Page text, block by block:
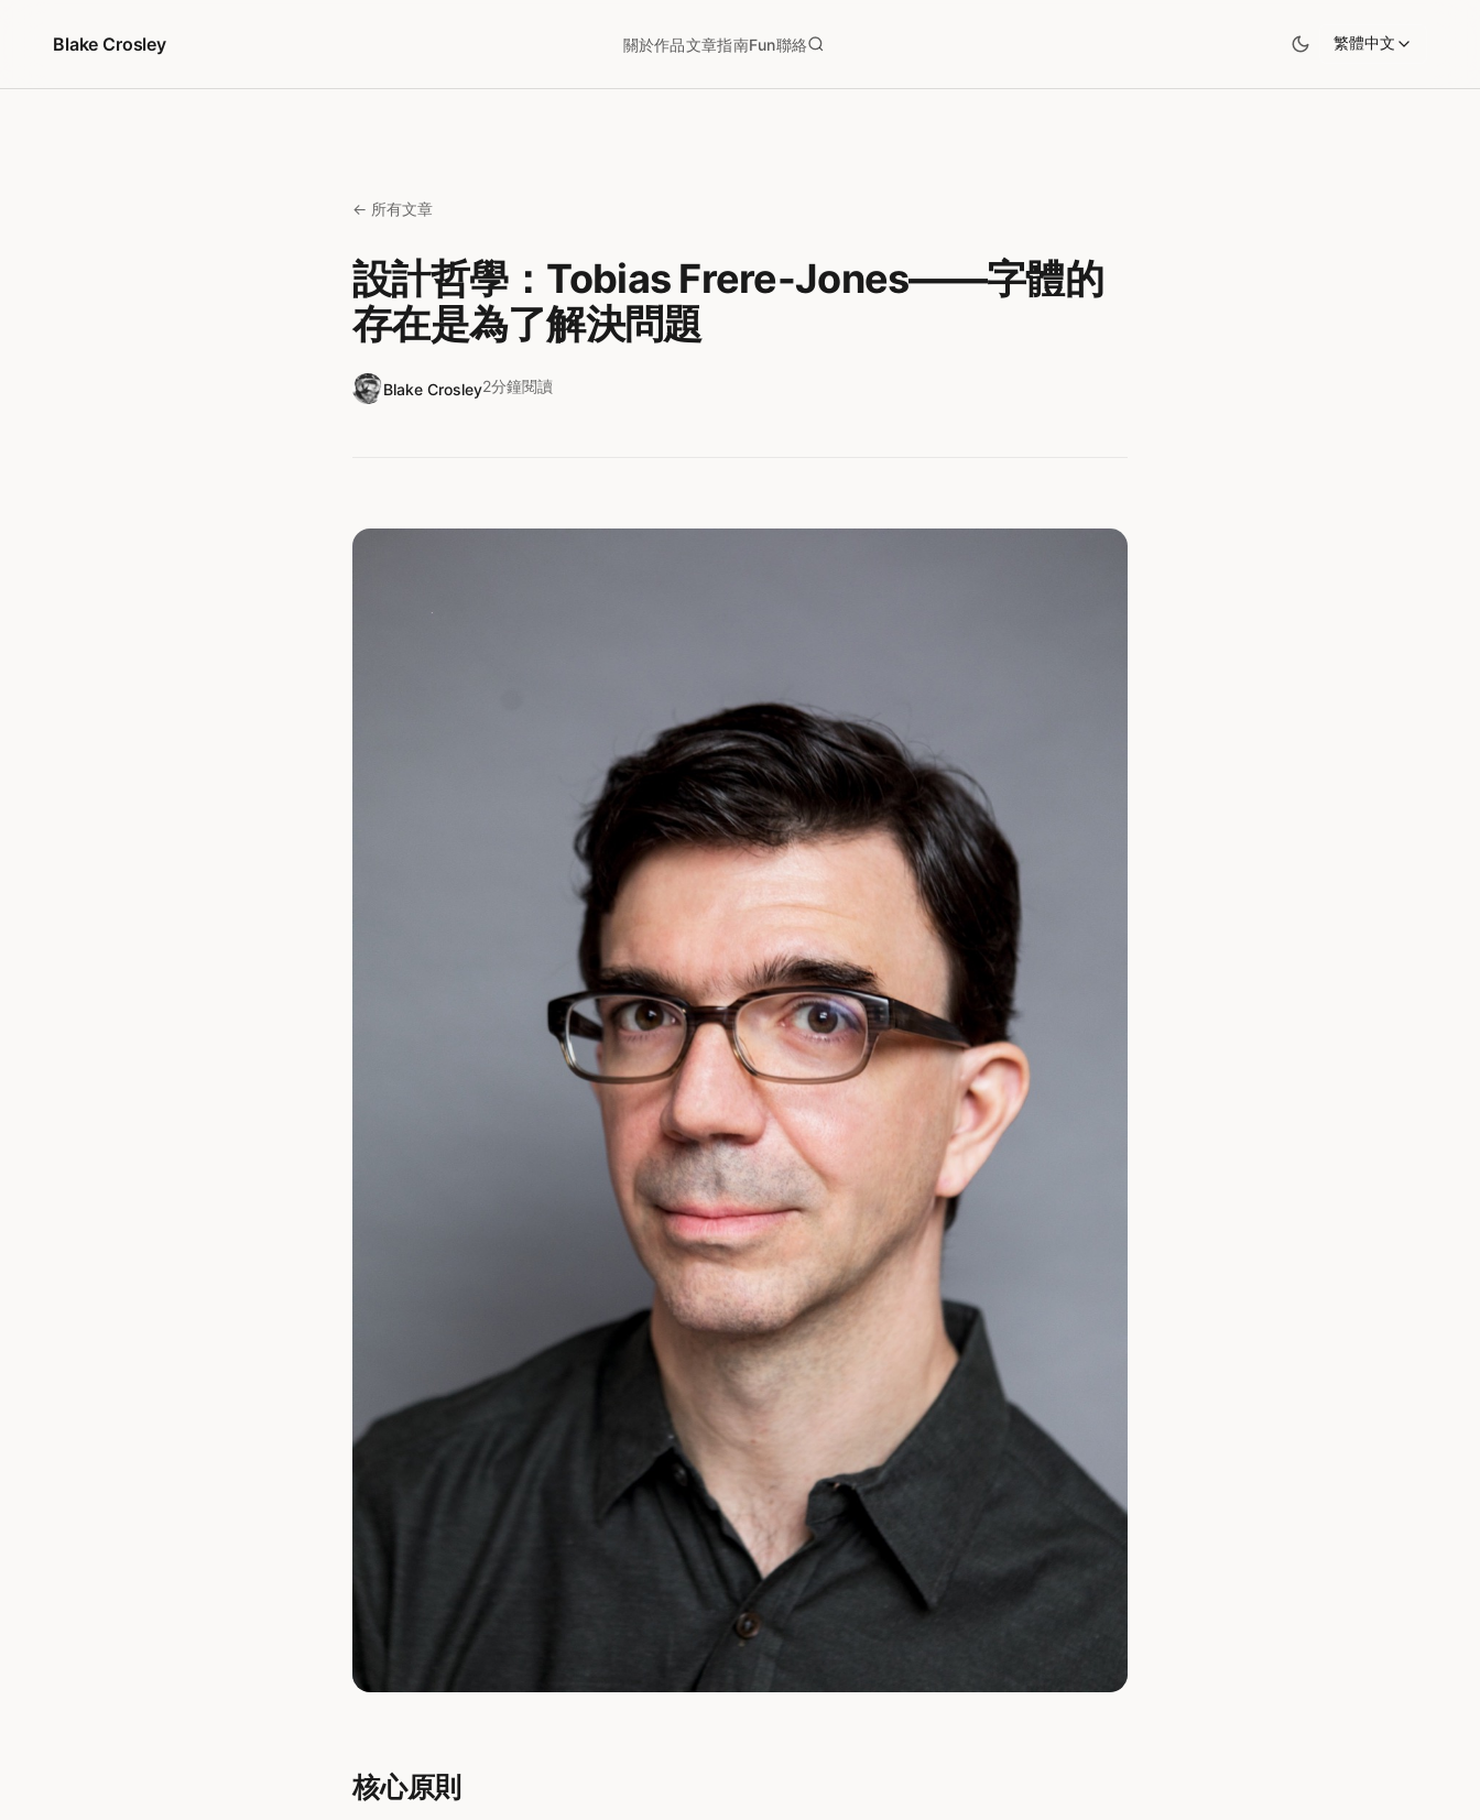
Blake Crosley
關於作品文章指南Fun聯絡 繁體中文
← 所有文章
設計哲學：Tobias Frere-Jones——字體的
存在是為了解決問題
Blake Crosley2分鐘閱讀
核心原則